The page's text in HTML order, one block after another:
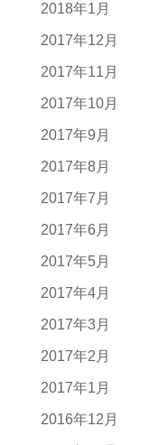
2018年1月
2017年12月
2017年11月
2017年10月
2017年9月
2017年8月
2017年7月
2017年6月
2017年5月
2017年4月
2017年3月
2017年2月
2017年1月
2016年12月